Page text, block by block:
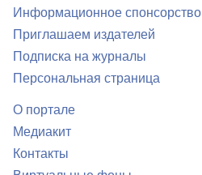
Информационное спонсорство
Приглашаем издателей
Подписка на журналы
Персональная страница
О портале
Медиакит
Контакты